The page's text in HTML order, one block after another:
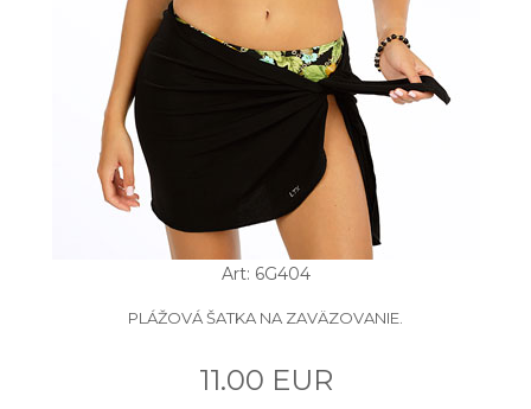
Art: 6G404
PLÁŽOVÁ ŠATKA NA ZAVÄZOVANIE.
11.00 EUR